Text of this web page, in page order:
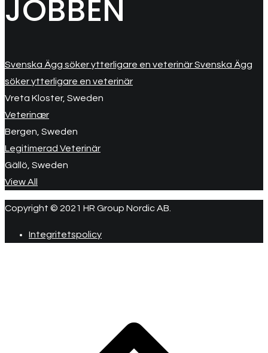
JOBBEN
Svenska Ägg söker ytterligare en veterinär Svenska Ägg
söker ytterligare en veterinär
Vreta Kloster, Sweden
Veterinær
Bergen, Sweden
Legitimerad Veterinär
Gällö, Sweden
View All
Copyright © 2021 HR Group Nordic AB.
Integritetspolicy